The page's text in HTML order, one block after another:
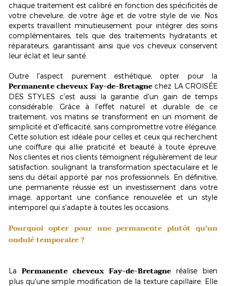
chaque traitement est calibré en fonction des spécificités de
votre chevelure, de votre âge et de votre style de vie. Nos
experts travaillent minutieusement pour intégrer des soins
complémentaires, tels que des traitements hydratants et
réparateurs, garantissant ainsi que vos cheveux conservent
leur éclat et leur santé.
Outre l'aspect purement esthétique, opter pour la
Permanente cheveux Fay-de-Bretagnechez LA CROISÉE
DES STYLES c'est aussi la garantie d'un gain de temps
considérable. Grâce à l'effet naturel et durable de ce
traitement, vos matins se transforment en un moment de
simplicité et d'efficacité, sans compromettre votre élégance.
Cette solution est idéale pour celles et ceux qui recherchent
une coiffure qui allie praticité et beauté à toute épreuve.
Nos clientes et nos clients témoignent régulièrement de leur
satisfaction, soulignant la transformation spectaculaire et le
sens du détail apporté par nos professionnels. En définitive,
une permanente réussie est un investissement dans votre
image, apportant une confiance renouvelée et un style
intemporel qui s'adapte à toutes les occasions.
Pourquoi opter pour une permanente plutôt qu'un
ondulé temporaire ?
La Permanente cheveux Fay-de-Bretagne réalise bien
plus qu'une simple modification de la texture capillaire. Elle